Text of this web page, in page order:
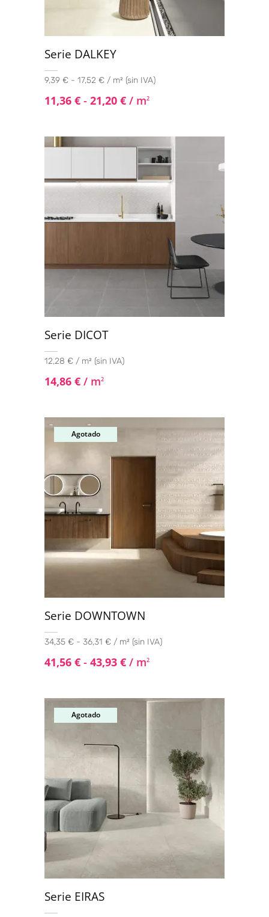
Serie DALKEY
9,39 € - 17,52 € / m² (sin IVA)
11,36 € - 21,20 € / m2
Serie DICOT
12,28 € / m² (sin IVA)
14,86 € / m2
Agotado
Serie DOWNTOWN
34,35 € - 36,31 € / m² (sin IVA)
41,56 € - 43,93 € / m2
Agotado
Serie EIRAS